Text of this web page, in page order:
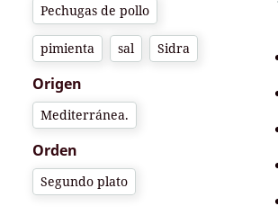
Pechugas de pollo
pimienta sal Sidra
Origen
Mediterránea.
Orden
Segundo plato